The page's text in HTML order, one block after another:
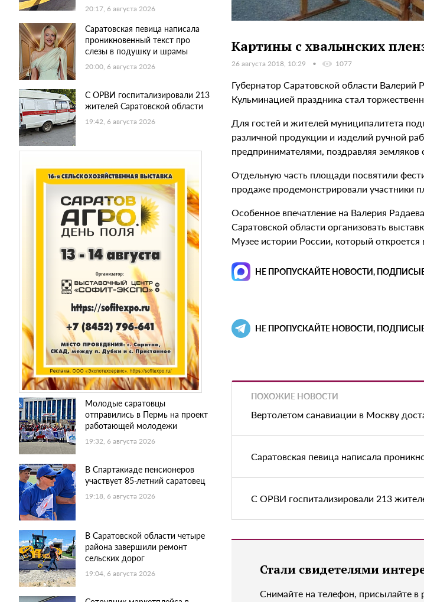
20:17, 6 августа 2026
Саратовская певица написала
проникновенный текст про
слезы в подушку и шрамы
20:00, 6 августа 2026
С ОРВИ госпитализировали 213
жителей Саратовской области
19:42, 6 августа 2026
Молодые саратовцы
отправились в Пермь на проект
работающей молодежи
19:32, 6 августа 2026
В Спартакиаде пенсионеров
участвует 85-летний саратовец
19:18, 6 августа 2026
В Саратовской области четыре
района завершили ремонт
сельских дорог
19:04, 6 августа 2026
Картины с хвалынских
26 августа 2018, 10:29 1077
Губернатор Саратовской области Валерий
Кульминацией праздника стал
Для гостей и жителей муниципалитета
различной продукции и изделий ручной
предпринимателями, поздравляя земляков
Отдельную часть площади посвятили
продаже продемонстрировали участники
Особенное впечатление на Валерия
Саратовской области организовать
Музее истории России, который
НЕ ПРОПУСКАЙТЕ НОВОСТИ,
НЕ ПРОПУСКАЙТЕ НОВОСТИ,
ПОХОЖИЕ НОВОСТИ
Вертолетом санавиации в Москву
Саратовская певица написала
С ОРВИ госпитализировали 213
Стали свидетелями
Снимайте на телефон, присылайте в